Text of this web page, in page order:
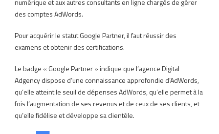
numérique et aux autres consultants en ligne chargés de gérer
des comptes AdWords.
Pour acquérir le statut Google Partner, il faut réussir des
examens et obtenir des certifications.
Le badge « Google Partner » indique que l’agence Digital
Adgency dispose d’une connaissance approfondie d’AdWords,
qu’elle atteint le seuil de dépenses AdWords, qu’elle permet à la
fois l’augmentation de ses revenus et de ceux de ses clients, et
qu’elle fidélise et développe sa clientèle.